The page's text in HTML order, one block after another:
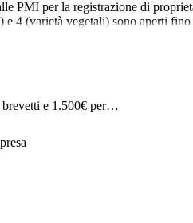
PMI per la registrazione di
4 (varietà vegetali) sono aperti
brevetti e 1.500€ per…